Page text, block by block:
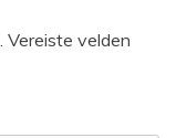
Vereiste velden